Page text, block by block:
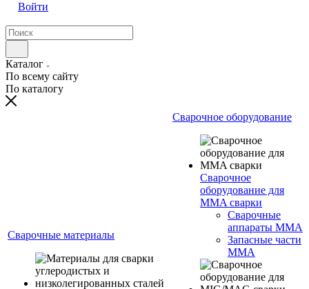
Войти
Каталог
По всему сайту
По каталогу
Сварочные материалы
Сварочное оборудование
Сварочное
оборудование для
MMA сварки
Сварочные
аппараты MMA
Запасные части
MMA